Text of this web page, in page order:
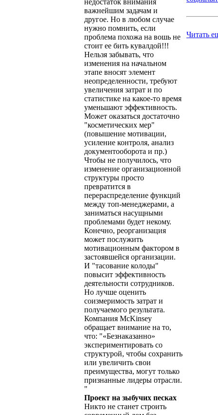
важнейшим задачам и
другое. Но в любом случае
нужно помнить, если
проблема похожа на вошь не
стоит ее бить кувалдой!!!
Нельзя забывать, что
изменения на начальном
этапе вносят элемент
неопределенности, требуют
увеличения затрат и по
статистике на какое-то время
уменьшают эффективность.
Может оказаться достаточно
"косметических мер"
(повышение мотивации,
усиление контроля, анализ
документооборота и пр.)
Чтобы не получилось, что
изменение организационной
структуры просто
превратится в
перераспределение функций
между топ-менеджерами, а
заниматься насущными
проблемами будет некому.
Конечно, реорганизация
может послужить
мотивационным фактором в
застоявшейся организации.
И "тасование колоды"
повысит эффективность
деятельности сотрудников.
Но лучше оценить
соизмеримость затрат и
получаемого результата.
Компания McKinsey
обращает внимание на то,
что: "«Безнаказанно»
экспериментировать со
структурой, чтобы сохранить
или увеличить свои
преимущества, могут только
признанные лидеры отрасли.
"
Проект на зыбучих песках
Никто не станет строить
Читать